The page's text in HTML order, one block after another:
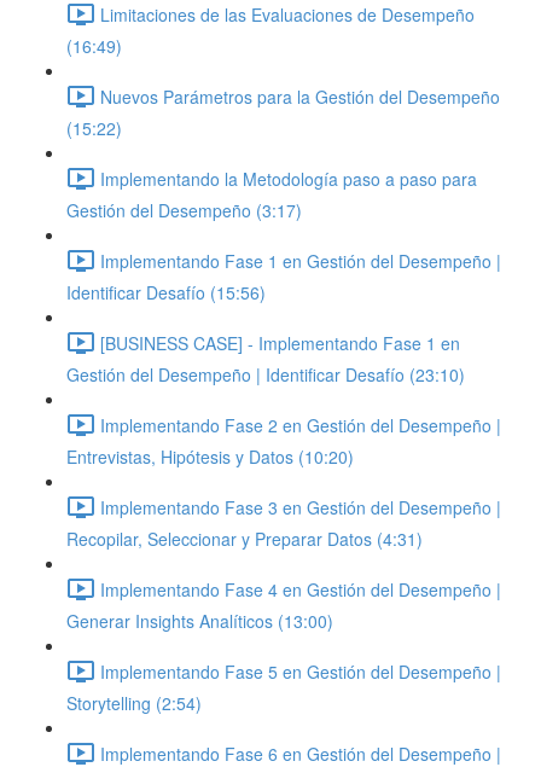
Limitaciones de las Evaluaciones de Desempeño
(16:49)
Nuevos Parámetros para la Gestión del Desempeño
(15:22)
Implementando la Metodología paso a paso para
Gestión del Desempeño (3:17)
Implementando Fase 1 en Gestión del Desempeño |
Identificar Desafío (15:56)
[BUSINESS CASE] - Implementando Fase 1 en
Gestión del Desempeño | Identificar Desafío (23:10)
Implementando Fase 2 en Gestión del Desempeño |
Entrevistas, Hipótesis y Datos (10:20)
Implementando Fase 3 en Gestión del Desempeño |
Recopilar, Seleccionar y Preparar Datos (4:31)
Implementando Fase 4 en Gestión del Desempeño |
Generar Insights Analíticos (13:00)
Implementando Fase 5 en Gestión del Desempeño |
Storytelling (2:54)
Implementando Fase 6 en Gestión del Desempeño |